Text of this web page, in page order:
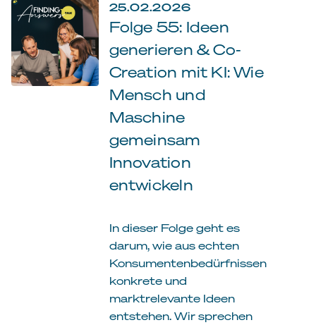
25.02.2026
Folge 55: Ideen
generieren & Co-
Creation mit KI: Wie
Mensch und
Maschine
gemeinsam
Innovation
entwickeln
In dieser Folge geht es
darum, wie aus echten
Konsumentenbedürfnissen
konkrete und
marktrelevante Ideen
entstehen. Wir sprechen